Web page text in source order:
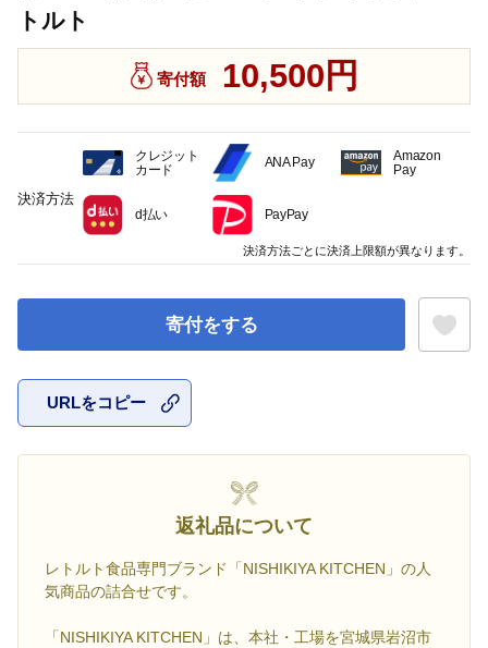
トルト
寄付額 10,500円
寄付をする
URLをコピー
返礼品について
レトルト食品専門ブランド「NISHIKIYA KITCHEN」の人
気商品の詰合せです。
「NISHIKIYA KITCHEN」は、本社・工場を宮城県岩沼市
決済方法
クレジット
カード
ANA Pay
Amazon
Pay
d払い PayPay
決済方法ごとに決済上限額が異なります。